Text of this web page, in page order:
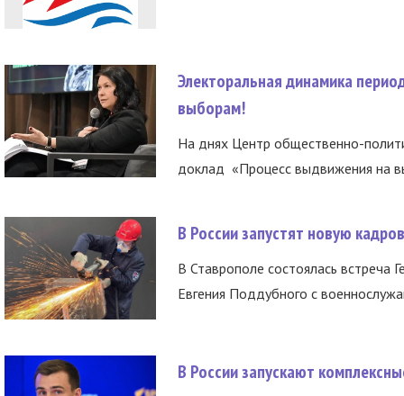
Электоральная динамика
выборам!
На днях Центр общественно-
доклад «Процесс выдвижения на
В России запустят новую
В Ставрополе состоялась встреча
Евгения Поддубного с
В России запускают